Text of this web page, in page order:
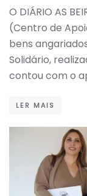
O DIÁRIO AS
(Centro de
bens
Solidário,
contou com o
LER MAIS